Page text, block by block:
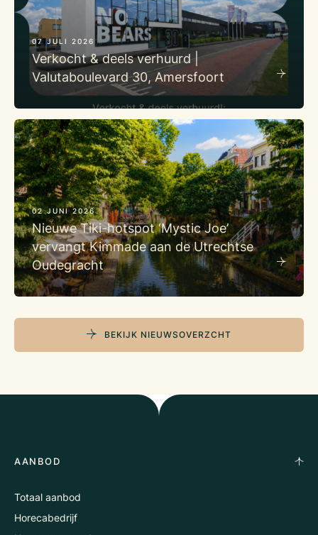
07 JULI 2026
Verkocht & deels verhuurd |
Valutaboulevard 30, Amersfoort
02 JUNI 2026
Nieuwe Tiki-hotspot ‘Mystic Joe’
vervangt Kimmade aan de Utrechtse
Oudegracht
BEKIJK NIEUWSOVERZCHT
AANBOD
Totaal aanbod
Horecabedrijf